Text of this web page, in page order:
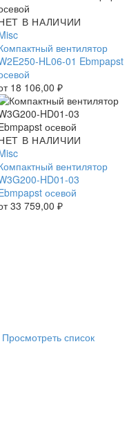
В НАЛИЧИИ
вентилятор
HL06-01 Ebmpapst
18 106,00 ₽
В НАЛИЧИИ
вентилятор
HD01-03
осевой
33 759,00 ₽
Просмотреть список